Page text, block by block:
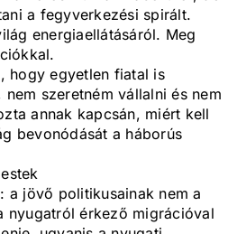
a fegyverkezési spirált.
energiaellátásáról. Meg
hogy egyetlen fiatal is
szeretném vállalni és nem
annak kapcsán, miért kell
bevonódását a háborús
a jövő politikusainak nem a
nyugatról érkező migrációval